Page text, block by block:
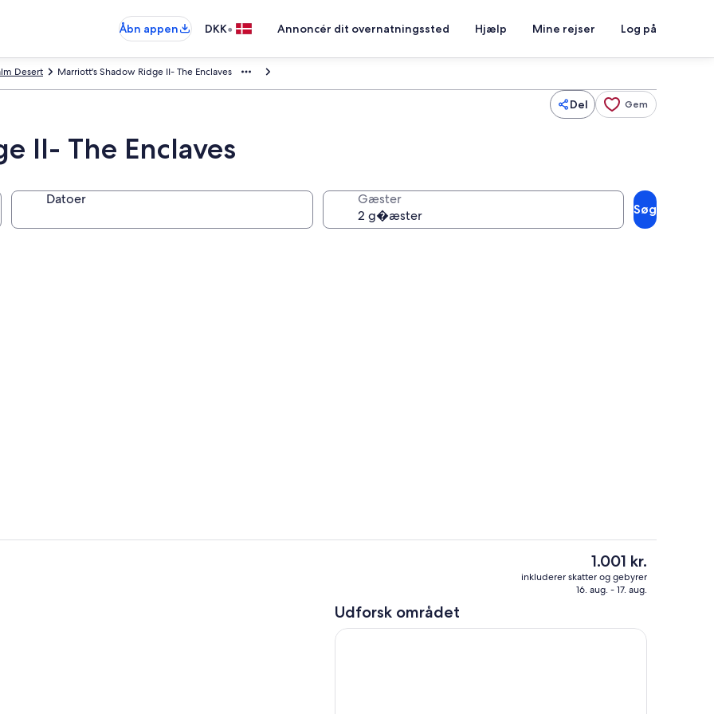
Åbn appen
DKK• Annoncér dit overnatningssted Hjælp Mine rejser Log på
Marriott's Shadow Ridge II- The Enclaves
Desert
Del Gem
II- The Enclaves
Datoer Gæster
Søg
Lobby
Den
nuværende
pris
1.001 kr.
inkluderer skatter og gebyrer
16. aug. - 17. aug.
Udforsk området